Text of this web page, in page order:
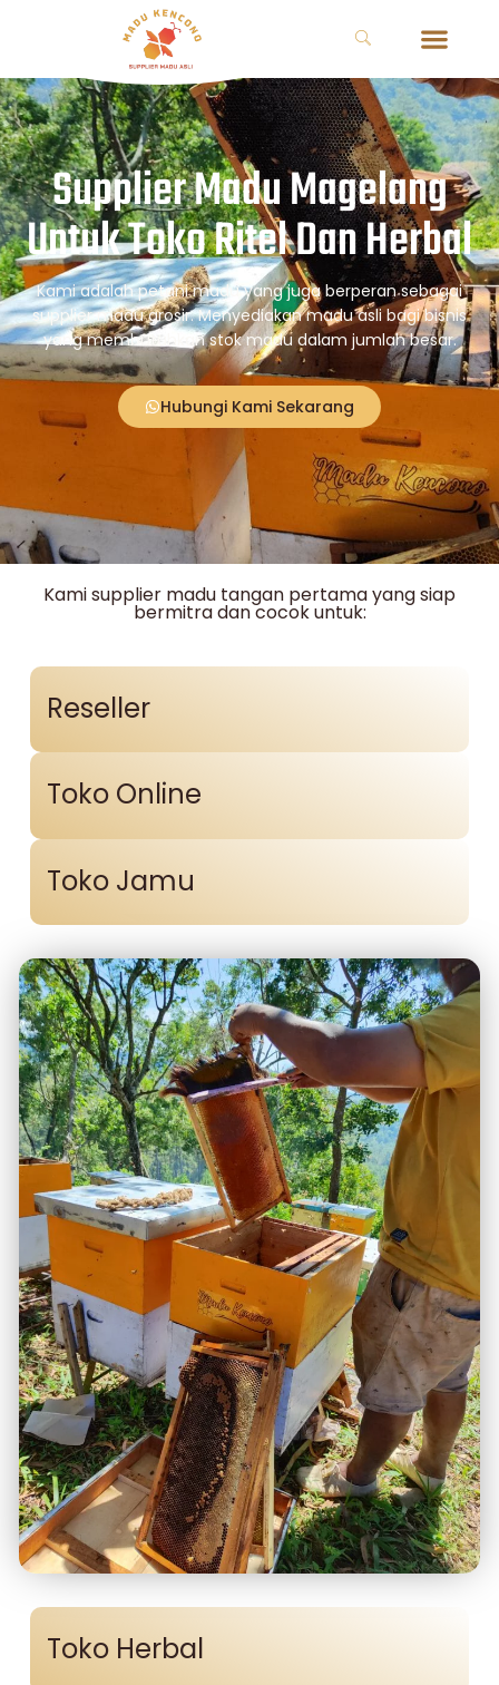
Supplier Madu Magelang
Untuk Toko Ritel Dan Herbal
Kami adalah petani madu yang juga berperan sebagai
supplier madu grosir. Menyediakan madu asli bagi bisnis
yang membutuhkan stok madu dalam jumlah besar.
Hubungi Kami Sekarang
Kami supplier madu tangan pertama yang siap
bermitra dan cocok untuk:
Toko Herbal
Reseller
Toko Online
Toko Jamu